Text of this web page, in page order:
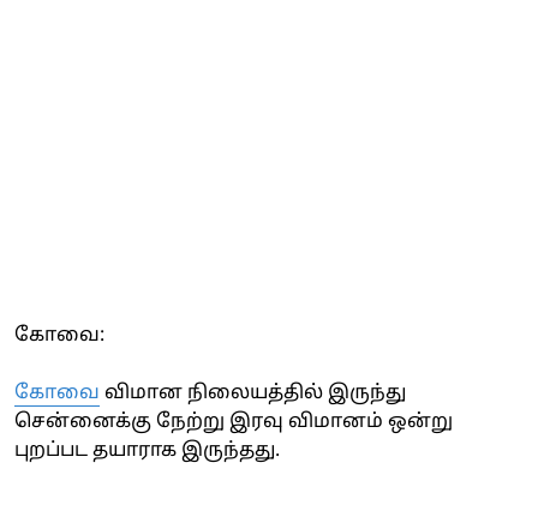
கோவை:
கோவை விமான நிலையத்தில் இருந்து
சென்னைக்கு நேற்று இரவு விமானம் ஒன்று
புறப்பட தயாராக இருந்தது.